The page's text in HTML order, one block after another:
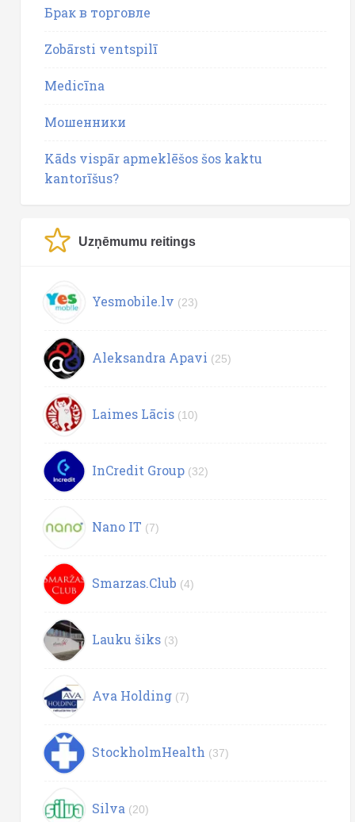
Брак в торговле
Zobārsti ventspilī
Medicīna
Мошенники
Kāds vispār apmeklēšos šos kaktu
kantorīšus?
Uzņēmumu reitings
Yesmobile.lv (23)
Aleksandra Apavi (25)
Laimes Lācis (10)
InCredit Group (32)
Nano IT (7)
Smarzas.Club (4)
Lauku šiks (3)
Ava Holding (7)
StockholmHealth (37)
Silva (20)